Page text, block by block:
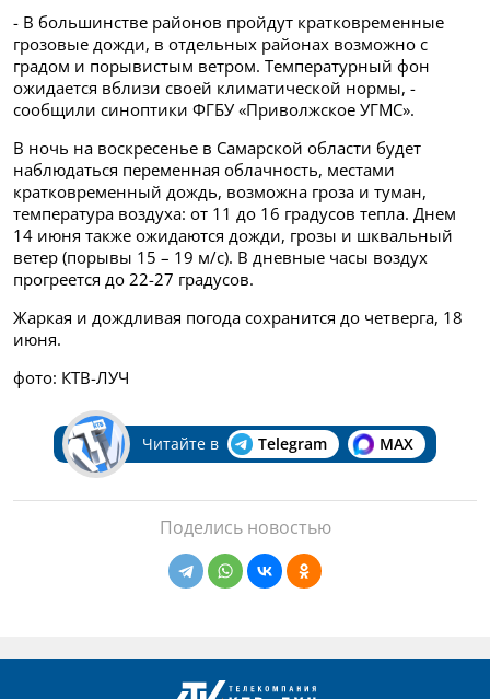
- В большинстве районов пройдут кратковременные
грозовые дожди, в отдельных районах возможно с
градом и порывистым ветром. Температурный фон
ожидается вблизи своей климатической нормы, -
сообщили синоптики ФГБУ «Приволжское УГМС».
В ночь на воскресенье в Самарской области будет
наблюдаться переменная облачность, местами
кратковременный дождь, возможна гроза и туман,
температура воздуха: от 11 до 16 градусов тепла. Днем
14 июня также ожидаются дожди, грозы и шквальный
ветер (порывы 15 – 19 м/с). В дневные часы воздух
прогреется до 22-27 градусов.
Жаркая и дождливая погода сохранится до четверга, 18
июня.
фото: КТВ-ЛУЧ
Читайте в Telegram MAX
Поделись новостью